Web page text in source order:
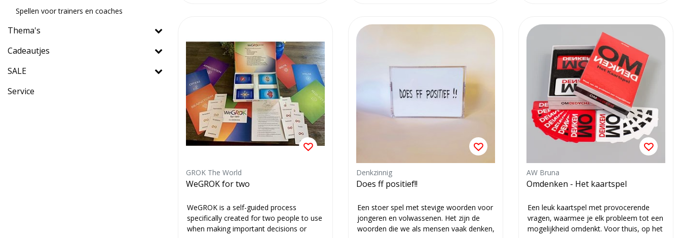
Spellen voor trainers en coaches
Thema's
Cadeautjes
SALE
Service
GROK The World
WeGROK for two
WeGROK is a self-guided process
specifically created for two people to use
when making important decisions or
Denkzinnig
Does ff positief!!
Een stoer spel met stevige woorden voor
jongeren en volwassenen. Het zijn de
woorden die we als mensen vaak denken,
AW Bruna
Omdenken - Het kaartspel
Een leuk kaartspel met provocerende
vragen, waarmee je elk probleem tot een
mogelijkheid omdenkt. Voor thuis, op het